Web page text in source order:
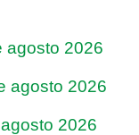
agosto 2026
agosto 2026
2026